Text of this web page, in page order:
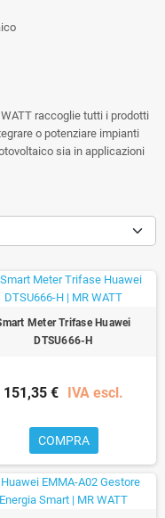
raccoglie tutti i prodotti
o potenziare impianti
sia in applicazioni
Meter Trifase Huawei
DTSU666-H
151,35 € IVA escl.
COMPRA